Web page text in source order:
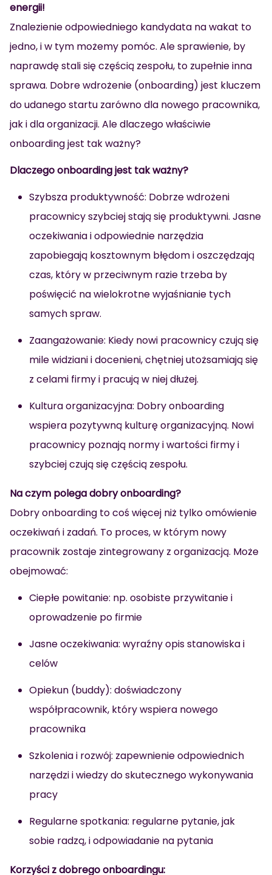
energii!
Znalezienie odpowiedniego kandydata na wakat to
jedno, i w tym możemy pomóc. Ale sprawienie, by
naprawdę stali się częścią zespołu, to zupełnie inna
sprawa. Dobre wdrożenie (onboarding) jest kluczem
do udanego startu zarówno dla nowego pracownika,
jak i dla organizacji. Ale dlaczego właściwie
onboarding jest tak ważny?
Dlaczego onboarding jest tak ważny?
Szybsza produktywność: Dobrze wdrożeni
pracownicy szybciej stają się produktywni. Jasne
oczekiwania i odpowiednie narzędzia
zapobiegają kosztownym błędom i oszczędzają
czas, który w przeciwnym razie trzeba by
poświęcić na wielokrotne wyjaśnianie tych
samych spraw.
Zaangażowanie: Kiedy nowi pracownicy czują się
mile widziani i docenieni, chętniej utożsamiają się
z celami firmy i pracują w niej dłużej.
Kultura organizacyjna: Dobry onboarding
wspiera pozytywną kulturę organizacyjną. Nowi
pracownicy poznają normy i wartości firmy i
szybciej czują się częścią zespołu.
Na czym polega dobry onboarding?
Dobry onboarding to coś więcej niż tylko omówienie
oczekiwań i zadań. To proces, w którym nowy
pracownik zostaje zintegrowany z organizacją. Może
obejmować:
Ciepłe powitanie: np. osobiste przywitanie i
oprowadzenie po firmie
Jasne oczekiwania: wyraźny opis stanowiska i
celów
Opiekun (buddy): doświadczony
współpracownik, który wspiera nowego
pracownika
Szkolenia i rozwój: zapewnienie odpowiednich
narzędzi i wiedzy do skutecznego wykonywania
pracy
Regularne spotkania: regularne pytanie, jak
sobie radzą, i odpowiadanie na pytania
Korzyści z dobrego onboardingu: